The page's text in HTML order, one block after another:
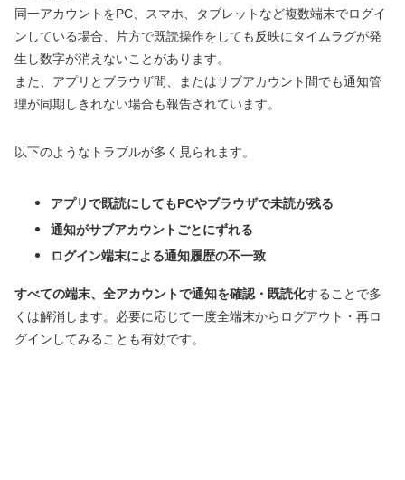
同一アカウントをPC、スマホ、タブレットなど複数端末でログイ
ンしている場合、片方で既読操作をしても反映にタイムラグが発
生し数字が消えないことがあります。
また、アプリとブラウザ間、またはサブアカウント間でも通知管
理が同期しきれない場合も報告されています。
以下のようなトラブルが多く見られます。
アプリで既読にしてもPCやブラウザで未読が残る
通知がサブアカウントごとにずれる
ログイン端末による通知履歴の不一致
すべての端末、全アカウントで通知を確認・既読化することで多
くは解消します。必要に応じて一度全端末からログアウト・再ロ
グインしてみることも有効です。